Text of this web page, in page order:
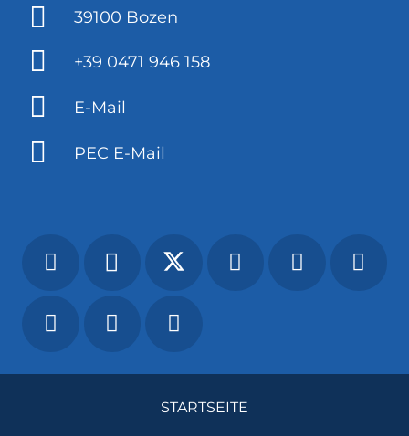
39100 Bozen
+39 0471 946 158
E-Mail
PEC E-Mail
STARTSEITE